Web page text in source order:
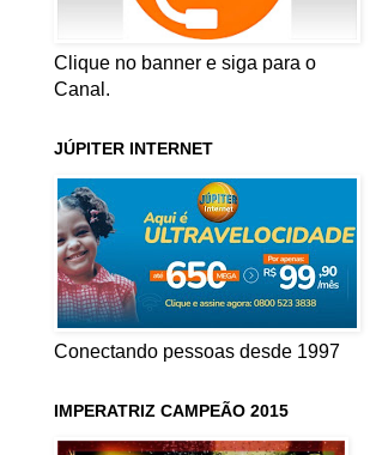
Clique no banner e siga para o
Canal.
JÚPITER INTERNET
Conectando pessoas desde 1997
IMPERATRIZ CAMPEÃO 2015